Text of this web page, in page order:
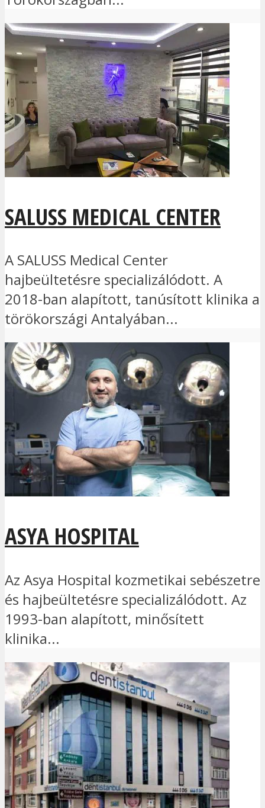
SALUSS MEDICAL CENTER
A SALUSS Medical Center
hajbeültetésre specializálódott. A
2018-ban alapított, tanúsított klinika a
törökországi Antalyában...
ASYA HOSPITAL
Az Asya Hospital kozmetikai sebészetre
és hajbeültetésre specializálódott. Az
1993-ban alapított, minősített
klinika...